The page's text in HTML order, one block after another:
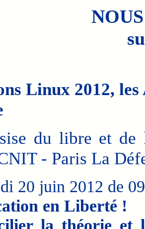
Linux 2012,
du libre et
- Paris La
20 juin 2012 de
en Liberté !
la théorie